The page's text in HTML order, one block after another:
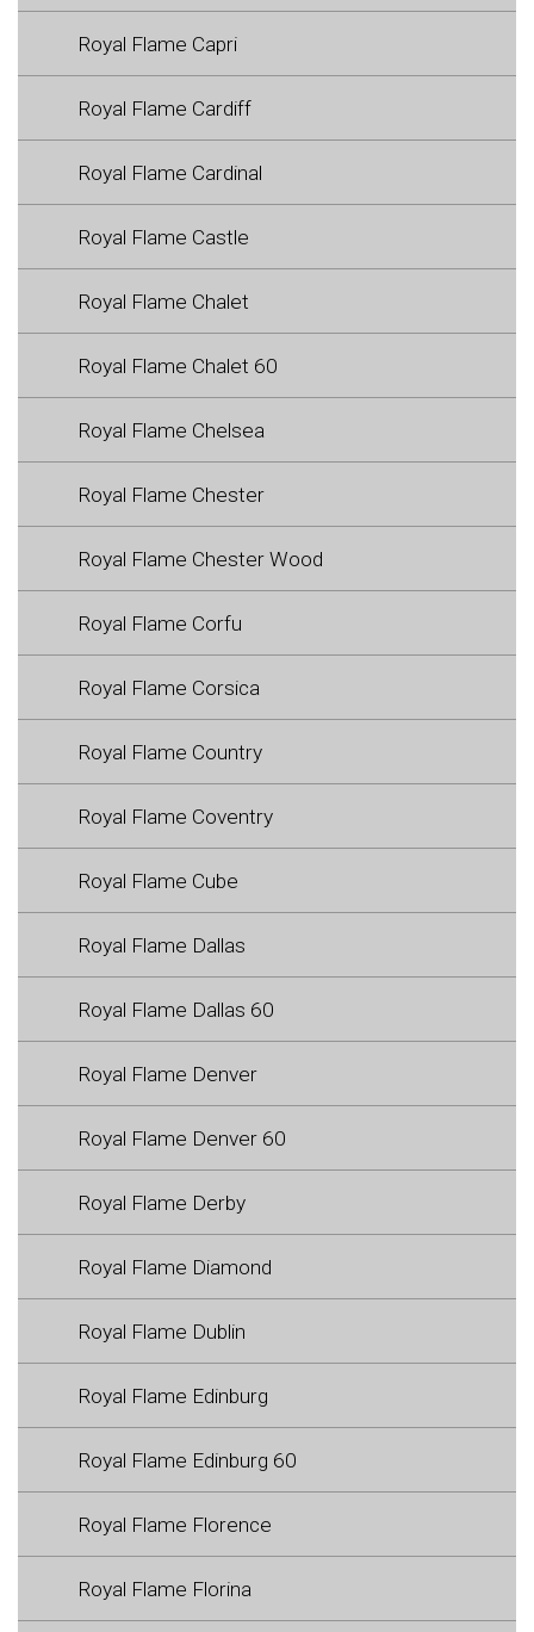
Royal Flame Capri
Royal Flame Cardiff
Royal Flame Cardinal
Royal Flame Castle
Royal Flame Chalet
Royal Flame Chalet 60
Royal Flame Chelsea
Royal Flame Chester
Royal Flame Chester Wood
Royal Flame Corfu
Royal Flame Corsica
Royal Flame Country
Royal Flame Coventry
Royal Flame Cube
Royal Flame Dallas
Royal Flame Dallas 60
Royal Flame Denver
Royal Flame Denver 60
Royal Flame Derby
Royal Flame Diamond
Royal Flame Dublin
Royal Flame Edinburg
Royal Flame Edinburg 60
Royal Flame Florence
Royal Flame Florina